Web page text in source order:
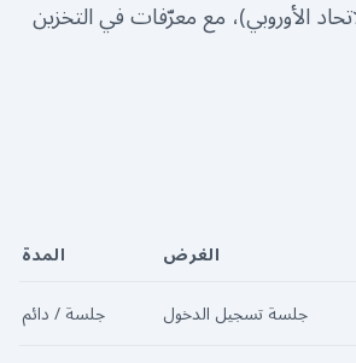
الأوروبي)، مع معرّفات في التخزين
الغرض المدة
جلسة تسجيل الدخول جلسة / دائم